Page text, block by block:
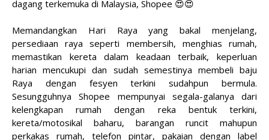
dagang terkemuka di Malaysia, Shopee 😍😍
Memandangkan Hari Raya yang bakal menjelang,
persediaan raya seperti membersih, menghias rumah,
memastikan kereta dalam keadaan terbaik, keperluan
harian mencukupi dan sudah semestinya membeli baju
Raya dengan fesyen terkini sudahpun bermula.
Sesungguhnya Shopee mempunyai segala-galanya dari
kelengkapan rumah dengan reka bentuk terkini,
kereta/motosikal baharu, barangan runcit mahupun
perkakas rumah, telefon pintar, pakaian dengan label